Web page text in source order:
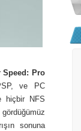
Speed: Pro
ve PC
hiçbir NFS
sonuna